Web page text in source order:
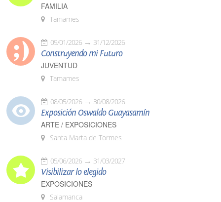
FAMILIA
Tamames
09/01/2026 31/12/2026
Construyendo mi Futuro
JUVENTUD
Tamames
08/05/2026 30/08/2026
Exposición Oswaldo Guayasamín
ARTE / EXPOSICIONES
Santa Marta de Tormes
05/06/2026 31/03/2027
Visibilizar lo elegido
EXPOSICIONES
Salamanca